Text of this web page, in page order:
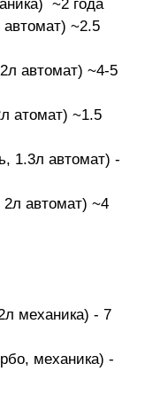
~2 года
~2.5
автомат) ~4-5
атомат) ~1.5
1.3л автомат) -
автомат) ~4
механика) - 7
механика) -